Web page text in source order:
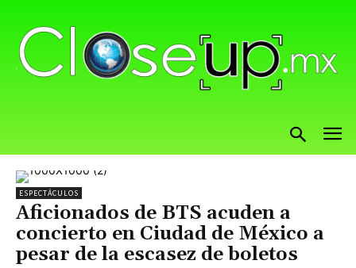
ESPECTÁCULOS
Aficionados de BTS acuden a
concierto en Ciudad de México a
pesar de la escasez de boletos